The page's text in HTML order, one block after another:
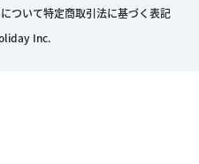
ついて特定商取引法に基づく表記
Inc.